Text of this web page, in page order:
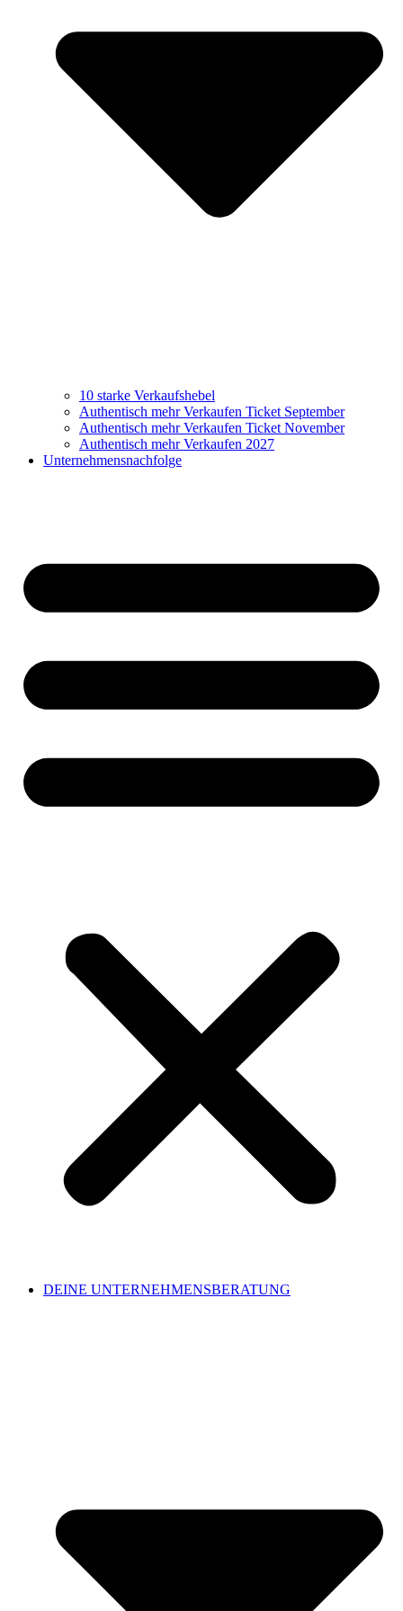
10 starke Verkaufshebel
Authentisch mehr Verkaufen Ticket September
Authentisch mehr Verkaufen Ticket November
Authentisch mehr Verkaufen 2027
Unternehmensnachfolge
DEINE UNTERNEHMENSBERATUNG